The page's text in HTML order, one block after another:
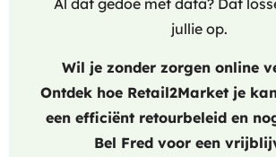
Al dat gedoe met data? Dat
jullie op.
Wil je zonder zorgen online
Ontdek hoe Retail2Market je
een efficiënt retourbeleid en
Bel Fred voor een